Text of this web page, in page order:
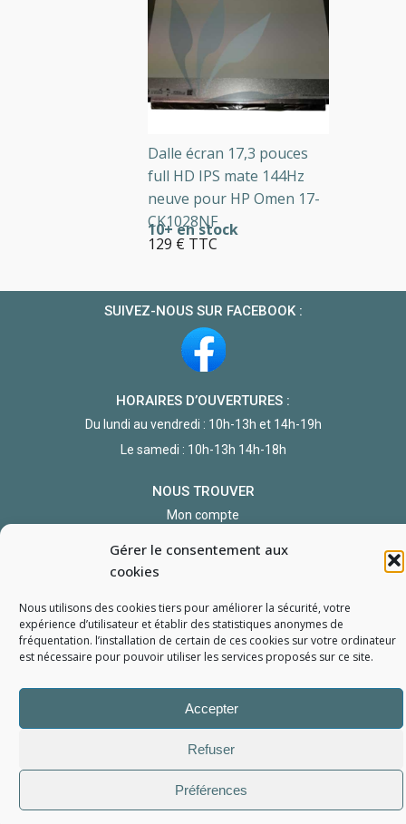
Gérer le consentement aux
cookies
Nous utilisons des cookies tiers pour améliorer la sécurité, votre
expérience d’utilisateur et établir des statistiques anonymes de
fréquentation. l’installation de certain de ces cookies sur votre ordinateur
est nécessaire pour pouvoir utiliser les services proposés sur ce site.
Accepter
Refuser
Préférences
10+ en stock
Dalle écran 17,3 pouces
full HD IPS mate 144Hz
neuve pour HP Omen 17-
CK1028NF
129 € TTC
SUIVEZ-NOUS SUR FACEBOOK :
HORAIRES D’OUVERTURES :
Du lundi au vendredi : 10h-13h et 14h-19h
Le samedi : 10h-13h 14h-18h
NOUS TROUVER
Mon compte
L'Atelier du Portable2006 - 2026Tous droits réservés
Politique de confidentialité